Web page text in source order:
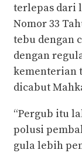
terlepas dari
Nomor 33
tebu dengan
dengan
kementerian
dicabut
“Pergub itu
polusi
gula lebih